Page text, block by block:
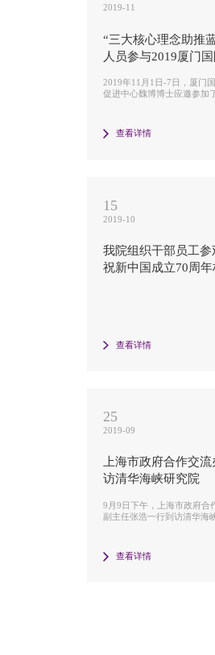
2019-11
“三大核心理念助推
人员参与2019厦门
2019年11月1日-7日，厦门
促进中心魏博博士应邀参加
遇，促进现代海洋经济绿色
查看详情
15
2019-10
我院组织干部员工
祝新中国成立70周
查看详情
25
2019-09
上海市政府合作交
访清华海峡研究院
9月9日下午，上海市政府合
副主任张浩一行到访清华海
查看详情